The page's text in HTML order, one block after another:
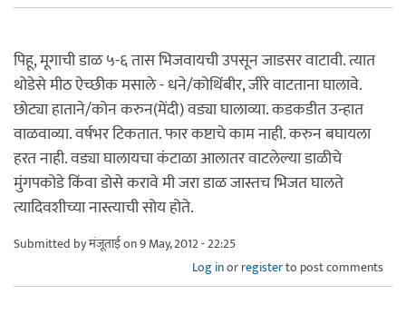
पिहू, मूगाची डाळ ५-६ तास भिजवायची उपसून जाडसर वाटावी. त्यात
थोडेसे मीठ ऐच्छीक मसाले - धने/कोथिंबीर, जीरे वाटताना घालावे.
छोट्या हाताने/कोन करुन(मेंदी) वड्या घालाव्या. कडकडीत उन्हात
वाळवाव्या. वर्षभर टिकतात. फार कष्टाचे काम नाही. करुन बघायला
हरत नाही. वड्या घालायचा कंटाळा आलातर वाटलेल्या डाळीचे
मुंगपकोडे किंवा डोसे करावे मी जरा डाळ जास्तच भिजत घालते
त्यादिवशीच्या नास्त्याची सोय होते.
Submitted byमंजूताईon 9 May, 2012 - 22:25
Log inorregisterto post comments